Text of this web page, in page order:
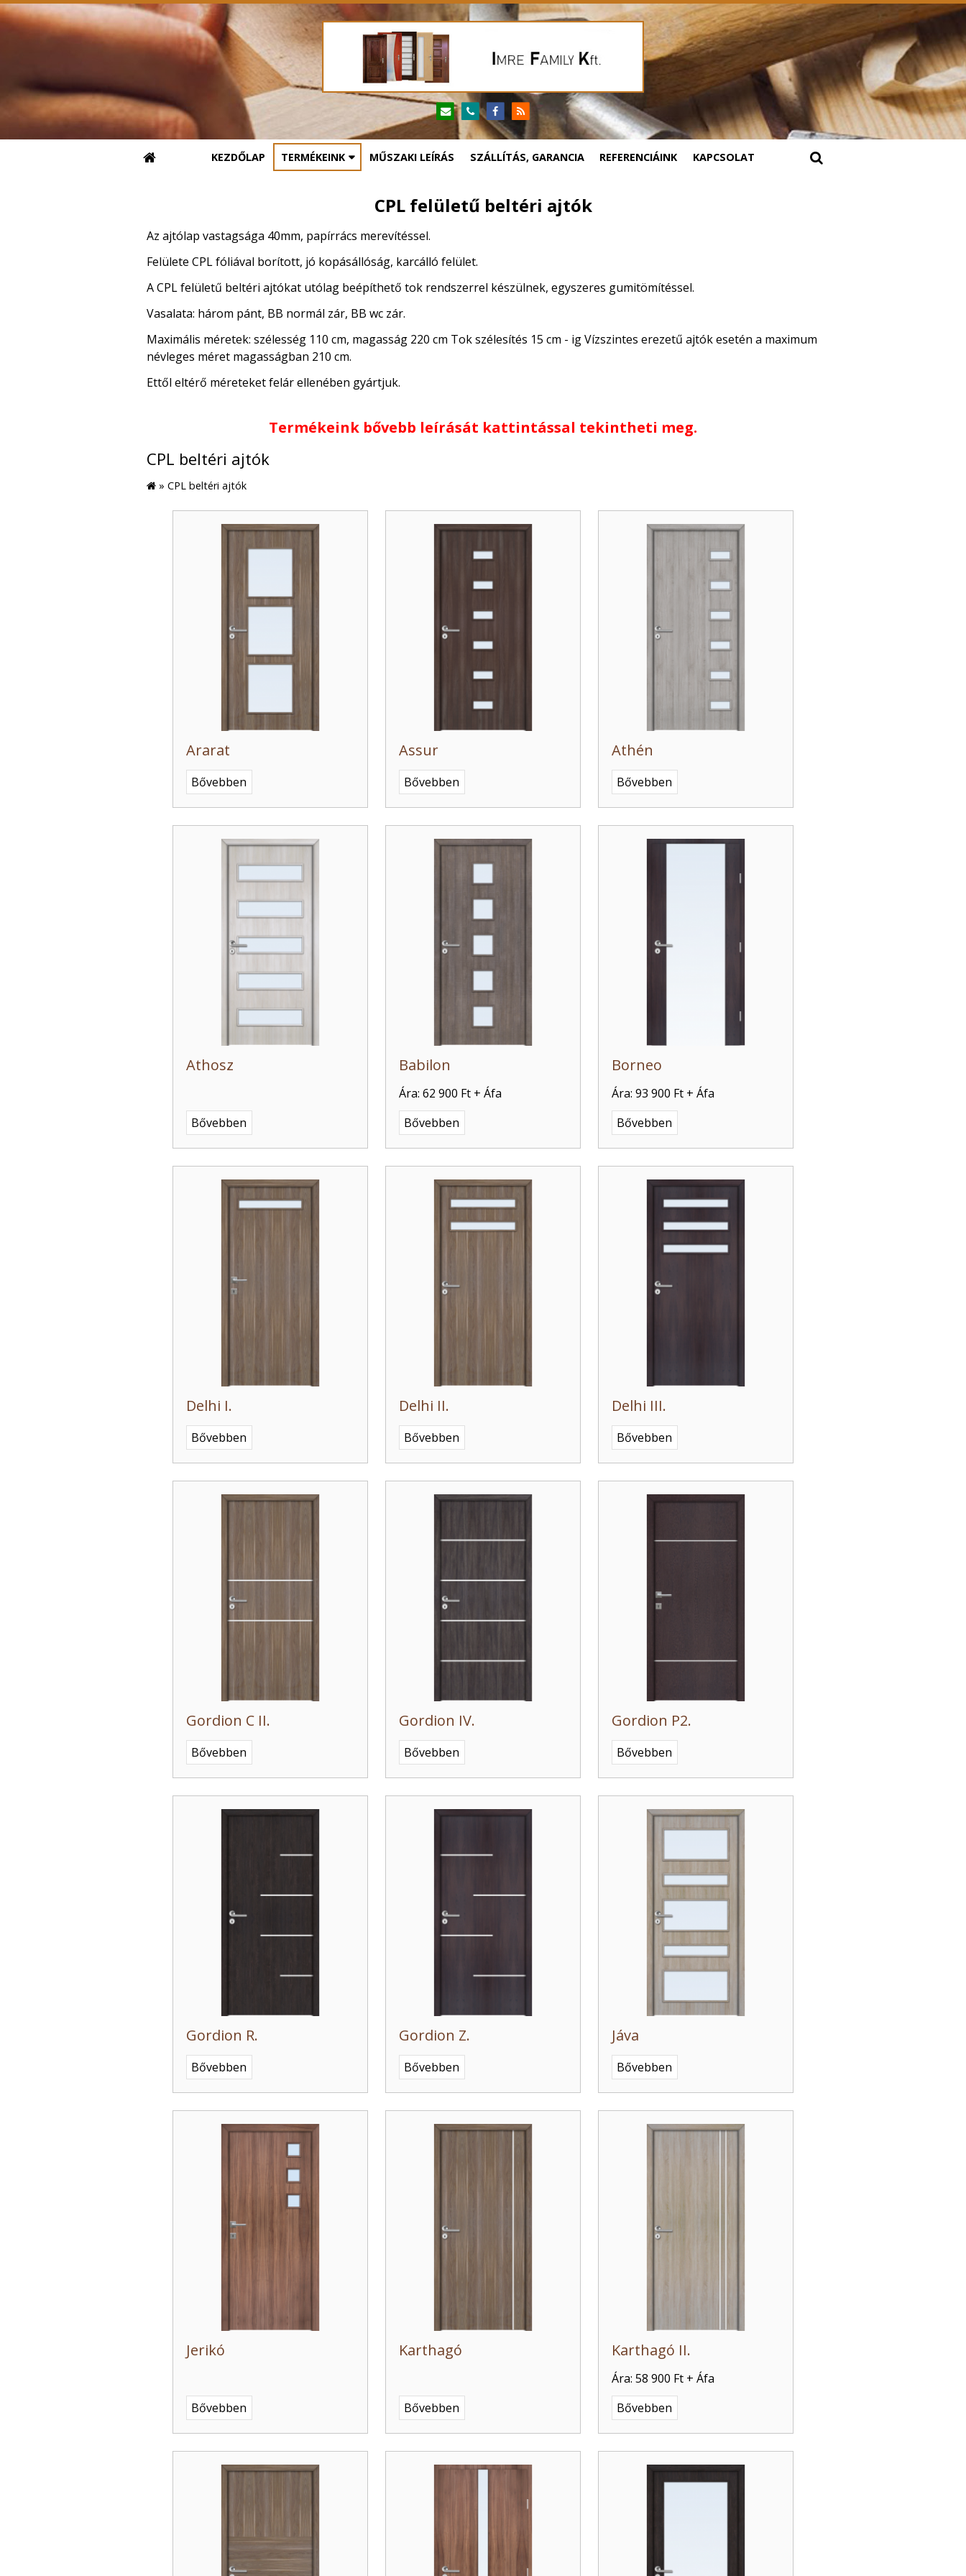
KEZDŐLAP TERMÉKEINK MŰSZAKI LEÍRÁS SZÁLLÍTÁS, GARANCIA REFERENCIÁINK KAPCSOLAT
CPL felületű beltéri ajtók
Az ajtólap vastagsága 40mm, papírrács merevítéssel.
Felülete CPL fóliával borított, jó kopásállóság, karcálló felület.
A CPL felületű beltéri ajtókat utólag beépíthető tok rendszerrel készülnek, egyszeres gumitömítéssel.
Vasalata: három pánt, BB normál zár, BB wc zár.
Maximális méretek: szélesség 110 cm, magasság 220 cm Tok szélesítés 15 cm - ig Vízszintes erezetű ajtók esetén a maximum
névleges méret magasságban 210 cm.
Ettől eltérő méreteket felár ellenében gyártjuk.
Termékeink bővebb leírását kattintással tekintheti meg.
CPL beltéri ajtók
» CPL beltéri ajtók
Ararat
Bővebben
Assur
Bővebben
Athén
Bővebben
Athosz
Bővebben
Babilon
Ára: 62 900 Ft + Áfa
Bővebben
Borneo
Ára: 93 900 Ft + Áfa
Bővebben
Delhi I.
Bővebben
Delhi II.
Bővebben
Delhi III.
Bővebben
Gordion C II.
Bővebben
Gordion IV.
Bővebben
Gordion P2.
Bővebben
Gordion R.
Bővebben
Gordion Z.
Bővebben
Jáva
Bővebben
Jerikó
Bővebben
Karthagó
Bővebben
Karthagó II.
Ára: 58 900 Ft + Áfa
Bővebben